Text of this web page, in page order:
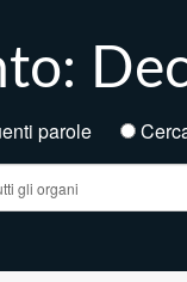
parole